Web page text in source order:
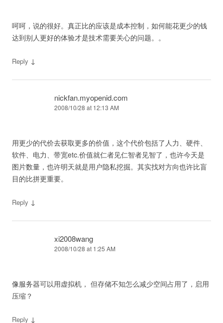
呵呵，说的很好。真正比的应该是成本控制，如何能花更少的钱
达到别人更好的体验才是技术需要关心的问题。。
Reply ↓
nickfan.myopenid.com
2008/10/28 at 12:13 AM
用更少的代价去获取更多的价值，这个代价包括了人力、硬件、
软件、电力、带宽etc.价值就仁者见仁智者见智了，也许今天是
图片数量，也许明天就是用户隐私挖掘。其实找对方向也许比盲
目的比拼更重要。
Reply ↓
xi2008wang
2008/10/28 at 1:25 AM
像服务器可以用虚拟机， 但存储不知怎么减少空间占用了，启用
压缩？
Reply ↓